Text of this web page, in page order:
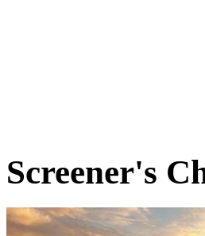
Screener's